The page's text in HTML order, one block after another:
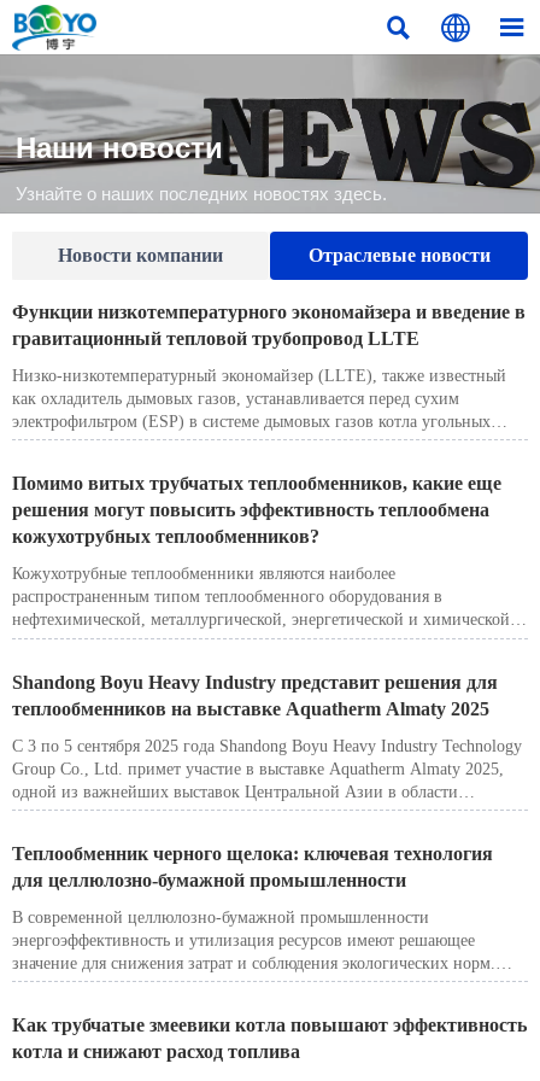
  
Наши новости
Узнайте о наших последних новостях здесь.
Новости компании Отраслевые новости
Функции низкотемпературного экономайзера и введение в
гравитационный тепловой трубопровод LLTE
Низко-низкотемпературный экономайзер (LLTE), также известный
как охладитель дымовых газов, устанавливается перед сухим
электрофильтром (ESP) в системе дымовых газов котла угольных
электростанций. Он утилизирует отработанное тепло дымовых газов
Снижая температуру дымовых газов с обычного диапазона 120–150
°C до 85–95 °C (ниже точки росы кислоты, но выше точки росы
воды), LLTE обеспечивает значительную экономию энергии и
Помимо витых трубчатых теплообменников, какие еще
решения могут повысить эффективность теплообмена
кожухотрубных теплообменников?
Кожухотрубные теплообменники являются наиболее
распространенным типом теплообменного оборудования в
нефтехимической, металлургической, энергетической и химической
промышленности. Их преимущества включают прочную
Однако традиционная конструкция с прямыми трубами имеет
ограничения в отношении устойчивости к загрязнению, перепаду
Shandong Boyu Heavy Industry представит решения для
теплообменников на выставке Aquatherm Almaty 2025
С 3 по 5 сентября 2025 года Shandong Boyu Heavy Industry Technology
Group Co., Ltd. примет участие в выставке Aquatherm Almaty 2025,
одной из важнейших выставок Центральной Азии в области
отопления, вентиляции, кондиционирования (HVAC), водоснабжения
нами в павильоне 8, стенд № 8-571, выставочный центр Atakent,
Алматы, Казахстан.
Теплообменник черного щелока: ключевая технология
для целлюлозно-бумажной промышленности
В современной целлюлозно-бумажной промышленности
энергоэффективность и утилизация ресурсов имеют решающее
значение для снижения затрат и соблюдения экологических норм.
Одним из важнейших компонентов этого процесса является
тепло из черного щелока — побочного продукта варки целлюлозы —
помогая повысить энергоэффективность и минимизировать
Как трубчатые змеевики котла повышают эффективность
котла и снижают расход топлива